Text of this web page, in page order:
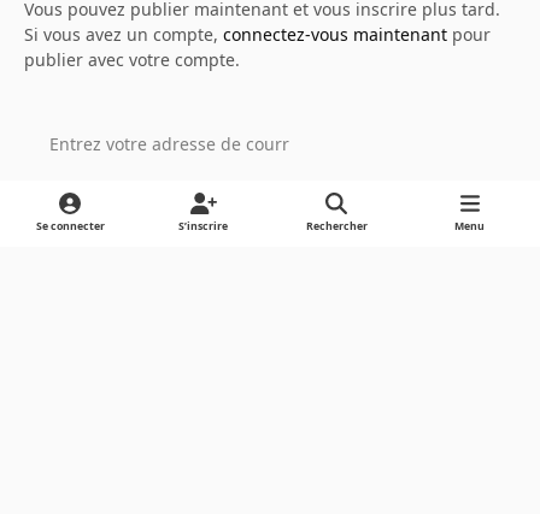
Vous pouvez publier maintenant et vous inscrire plus tard.
Si vous avez un compte, connectez-vous maintenantpour
publier avec votre compte.
Ajouter un commentaire…
Se connecter S’inscrire Rechercher Menu